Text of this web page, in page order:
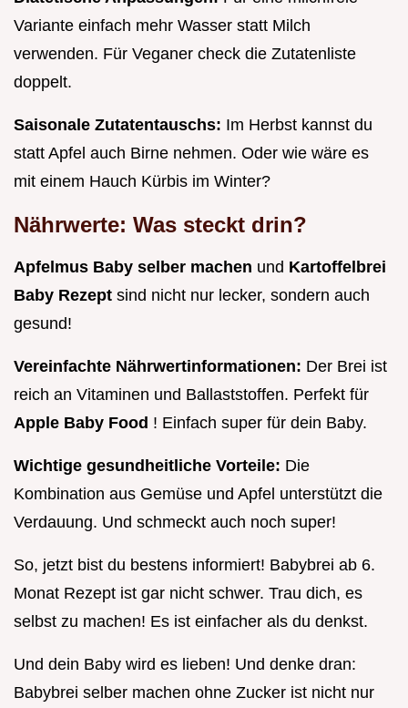
Variante einfach mehr Wasser statt Milch
verwenden. Für Veganer check die Zutatenliste
doppelt.
Saisonale Zutatentauschs: Im Herbst kannst du
statt Apfel auch Birne nehmen. Oder wie wäre es
mit einem Hauch Kürbis im Winter?
Nährwerte: Was steckt drin?
Apfelmus Baby selber machen und Kartoffelbrei
Baby Rezept sind nicht nur lecker, sondern auch
gesund!
Vereinfachte Nährwertinformationen: Der Brei ist
reich an Vitaminen und Ballaststoffen. Perfekt für
Apple Baby Food ! Einfach super für dein Baby.
Wichtige gesundheitliche Vorteile: Die
Kombination aus Gemüse und Apfel unterstützt die
Verdauung. Und schmeckt auch noch super!
So, jetzt bist du bestens informiert! Babybrei ab 6.
Monat Rezept ist gar nicht schwer. Trau dich, es
selbst zu machen! Es ist einfacher als du denkst.
Und dein Baby wird es lieben! Und denke dran:
Babybrei selber machen ohne Zucker ist nicht nur